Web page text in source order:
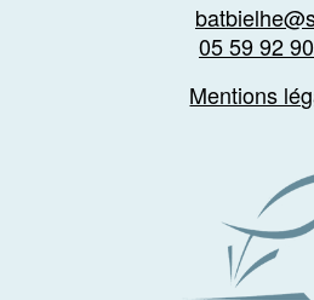
05 59 92
Mentions